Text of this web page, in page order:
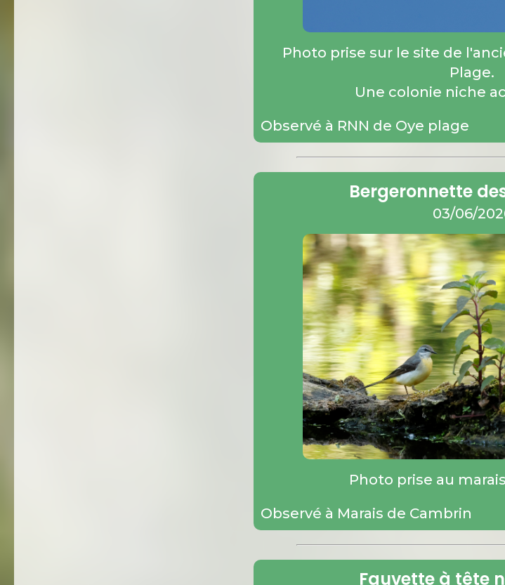
Photo prise sur le site de
Plage.
Une colonie niche
Observé à RNN de Oye plage
Bergeronnette
03/06/
Photo prise au
Observé à Marais de Cambrin
Fauvette à tête